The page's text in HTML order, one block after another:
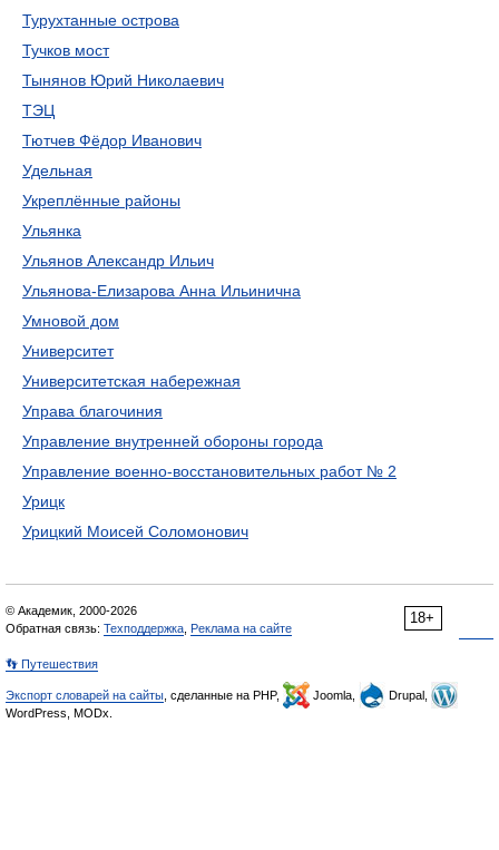
Турухтанные острова
Тучков мост
Тынянов Юрий Николаевич
ТЭЦ
Тютчев Фёдор Иванович
Удельная
Укреплённые районы
Ульянка
Ульянов Александр Ильич
Ульянова-Елизарова Анна Ильинична
Умновой дом
Университет
Университетская набережная
Управа благочиния
Управление внутренней обороны города
Управление военно-восстановительных работ № 2
Урицк
Урицкий Моисей Соломонович
18+
© Академик, 2000-2026
Обратная связь: Техподдержка Реклама на сайте
👣 Путешествия
Экспорт словарей на сайты , сделанные на PHP, Joomla,
Drupal,
WordPress, MODx.